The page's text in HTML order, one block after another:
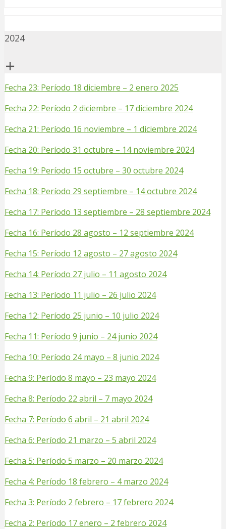
2024
Fecha 23: Período 18 diciembre – 2 enero 2025
Fecha 22: Período 2 diciembre – 17 diciembre 2024
Fecha 21: Período 16 noviembre – 1 diciembre 2024
Fecha 20: Período 31 octubre – 14 noviembre 2024
Fecha 19: Período 15 octubre – 30 octubre 2024
Fecha 18: Período 29 septiembre – 14octubre 2024
Fecha 17: Período 13 septiembre – 28 septiembre 2024
Fecha 16: Período 28 agosto – 12 septiembre 2024
Fecha 15: Período 12 agosto – 27 agosto 2024
Fecha 14: Período 27 julio – 11 agosto 2024
Fecha 13: Período 11 julio – 26 julio 2024
Fecha 12: Período 25 junio – 10 julio 2024
Fecha 11: Período 9 junio – 24 junio 2024
Fecha 10: Período 24 mayo – 8 junio 2024
Fecha 9: Período 8 mayo – 23 mayo 2024
Fecha 8: Período 22 abril – 7 mayo 2024
Fecha 7: Período 6 abril – 21 abril 2024
Fecha 6: Período 21 marzo – 5 abril 2024
Fecha 5: Período 5 marzo – 20 marzo 2024
Fecha 4: Período 18 febrero – 4 marzo 2024
Fecha 3: Período 2 febrero – 17 febrero 2024
Fecha 2: Período 17 enero – 2 febrero 2024